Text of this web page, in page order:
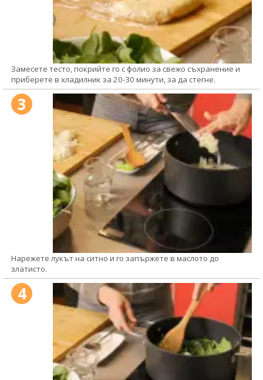
Замесете тесто, покрийте го с фолио за свежо съхранение и
приберете в хладилник за 20-30 минути, за да стегне.
3
Нарежете лукът на ситно и го запържете в маслото до
златисто.
4